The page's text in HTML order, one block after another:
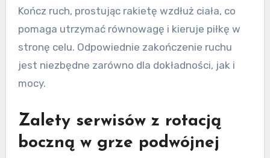
Kończ ruch, prostując rakietę wzdłuż ciała, co
pomaga utrzymać równowagę i kieruje piłkę w
stronę celu. Odpowiednie zakończenie ruchu
jest niezbędne zarówno dla dokładności, jak i
mocy.
Zalety serwisów z rotacją
boczną w grze podwójnej